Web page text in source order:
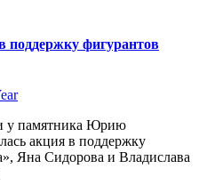
поддержку фигурантов
у памятника Юрию
акция в поддержку
Яна Сидорова и Владислава